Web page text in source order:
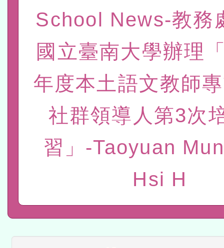
赴陸應申請許可一案
轉知經濟部水利署委託財
研究院辦理「115年表揚
位及節水達人選拔活動」
115年8月22日(星期六)辦
市孔廟祈福系列活動—儒
航」
2026年桃園地景藝術節教
「2026桃園藝術巡演」活
宜
轉知教育部國民及學前教
進學校輔導計畫師資專業
本館辦理115年度閱讀磐
讀推動專業研習
科技賦能─人工智慧(AI)工
A3數位素養講師名單
「數位內容與教學軟體線
t」
有關大陸委員會函釋公務
School News-教務
國立臺南大學辦理
年度本土語文教師
社群領導人第3次
習」-Taoyuan
Hsi H